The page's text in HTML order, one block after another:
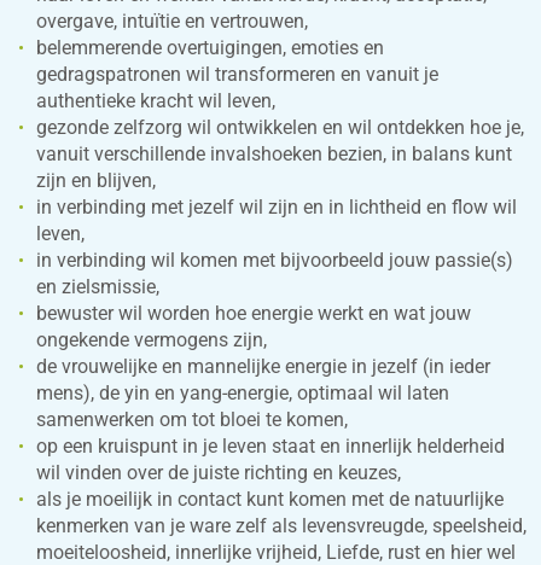
overgave, intuïtie en vertrouwen,
belemmerende overtuigingen, emoties en
gedragspatronen wil transformeren en vanuit je
authentieke kracht wil leven,
gezonde zelfzorg wil ontwikkelen en wil ontdekken hoe je,
vanuit verschillende invalshoeken bezien, in balans kunt
zijn en blijven,
in verbinding met jezelf wil zijn en in lichtheid en flow wil
leven,
in verbinding wil komen met bijvoorbeeld jouw passie(s)
en zielsmissie,
bewuster wil worden hoe energie werkt en wat jouw
ongekende vermogens zijn,
de vrouwelijke en mannelijke energie in jezelf (in ieder
mens), de yin en yang-energie, optimaal wil laten
samenwerken om tot bloei te komen,
op een kruispunt in je leven staat en innerlijk helderheid
wil vinden over de juiste richting en keuzes,
als je moeilijk in contact kunt komen met de natuurlijke
kenmerken van je ware zelf als levensvreugde, speelsheid,
moeiteloosheid, innerlijke vrijheid, Liefde, rust en hier wel